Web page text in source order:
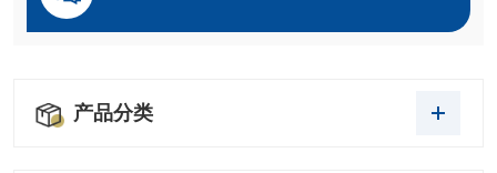
产品分类